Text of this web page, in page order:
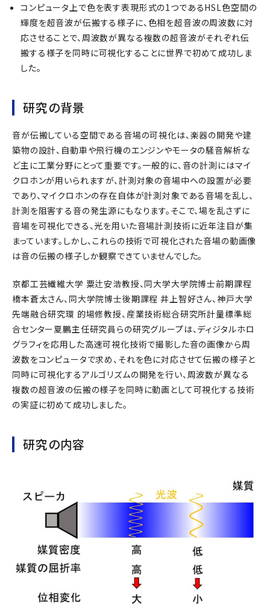
コンピュータ上で色を表す表現形式の1つであるHSL色空間の
輝度を超音波が伝搬する様子に、色相を超音波の周波数に対
応させることで、周波数が異なる複数の超音波がそれぞれ伝
搬する様子を同時に可視化することに世界で初めて成功しま
した。
研究の背景
音が伝搬している空間である音場の可視化は、楽器の開発や建
築物の設計、自動車や飛行機のエンジンやモータの騒音解析な
ど主に工業分野にとって重要です。一般的に、音の計測にはマイ
クロホンが用いられますが、計測対象の音場中への設置が必要
であり、マイクロホンの存在自体が計測対象である音場を乱し、
計測を阻害する音の発生源にもなります。そこで、場を乱さずに
音場を可視化できる、光を用いた音場計測技術に近年注目が集
まっています。しかし、これらの技術で可視化された音場の動画像
は音の伝搬の様子しか観察できていませんでした。
京都工芸繊維大学 粟辻安浩教授、同大学大学院博士前期課程
橋本蒼太さん、同大学院博士後期課程 井上智好さん、神戸大学
先端融合研究環 的場修教授、産業技術総合研究所計量標準総
合センター夏鵬主任研究員らの研究グループは、ディジタルホロ
グラフィを応用した高速可視化技術で撮影した音の画像から周
波数をコンピュータで求め、それを色に対応させて伝搬の様子と
同時に可視化するアルゴリズムの開発を行い、周波数が異なる
複数の超音波の伝搬の様子を同時に動画として可視化する技術
の実証に初めて成功しました。
研究の内容